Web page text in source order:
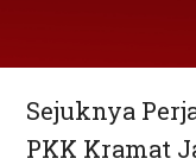
Sejuknya
PKK Kramat